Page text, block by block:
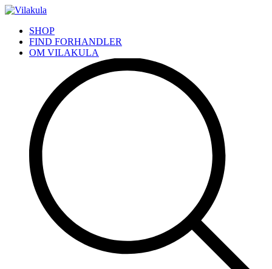
SHOP
FIND FORHANDLER
OM VILAKULA